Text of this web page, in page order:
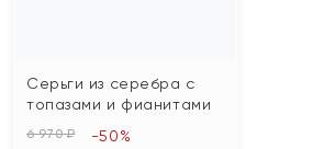
Серьги из серебра с
топазами и фианитами
6 970 ₽ -50%